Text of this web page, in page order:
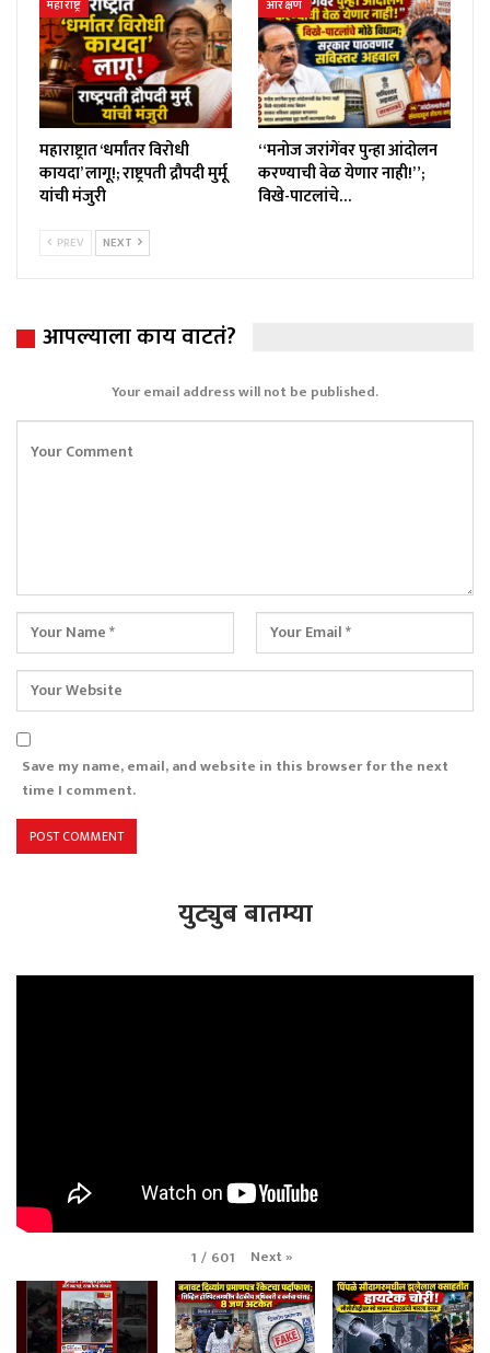
महाराष्ट्र
महाराष्ट्रात ‘धर्मांतर विरोधी
कायदा’ लागू!; राष्ट्रपती द्रौपदी मुर्मू
यांची मंजुरी
आरक्षण
“मनोज जरांगेंवर पुन्हा आंदोलन
करण्याची वेळ येणार नाही!”;
विखे-पाटलांचे…
PREV NEXT
आपल्याला काय वाटतं?
Your email address will not be published.
Save my name, email, and website in this browser for the next
time I comment.
युट्युब बातम्या
1 / 601 Next»